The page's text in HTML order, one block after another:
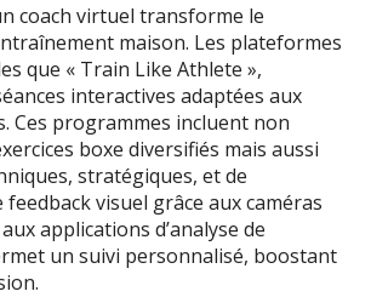
coach virtuel transforme le
maison. Les plateformes
que « Train Like Athlete »,
interactives adaptées aux
Ces programmes incluent non
boxe diversifiés mais aussi
stratégiques, et de
visuel grâce aux caméras
applications d’analyse de
un suivi personnalisé, boostant